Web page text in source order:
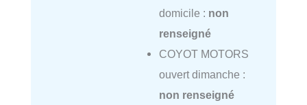
domicile : non
renseigné
COYOT MOTORS
ouvert dimanche :
non renseigné